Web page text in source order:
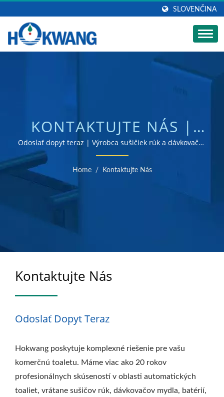
SLOVENČINA
KONTAKTUJTE NÁS |
AUTOMATICKÝ
VÝROBCA
KOMERČNÝCH
DÁVKOVAČOV MYDLA |
Odoslať dopyt teraz | Výrobca sušičiek rúk a dávkovačov
mydla s certifikátom ISO 9001 a 14001
Home / Kontaktujte Nás
Kontaktujte Nás
Odoslať Dopyt Teraz
Hokwang poskytuje komplexné riešenie pre vašu
komerčnú toaletu. Máme viac ako 20 rokov
profesionálnych skúseností v oblasti automatických
toaliet, vrátane sušičov rúk, dávkovačov mydla, batérií,